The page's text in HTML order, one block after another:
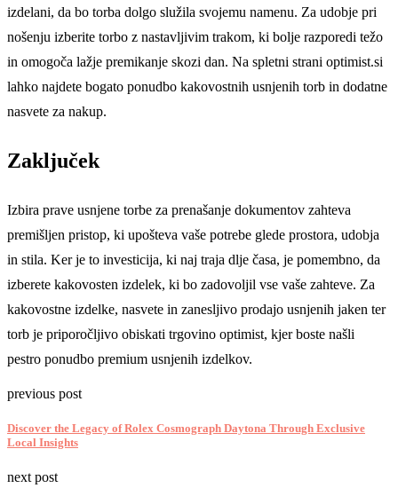
izdelani, da bo torba dolgo služila svojemu namenu. Za udobje pri
nošenju izberite torbo z nastavljivim trakom, ki bolje razporedi težo
in omogoča lažje premikanje skozi dan. Na spletni strani optimist.si
lahko najdete bogato ponudbo kakovostnih usnjenih torb in dodatne
nasvete za nakup.
Zaključek
Izbira prave usnjene torbe za prenašanje dokumentov zahteva
premišljen pristop, ki upošteva vaše potrebe glede prostora, udobja
in stila. Ker je to investicija, ki naj traja dlje časa, je pomembno, da
izberete kakovosten izdelek, ki bo zadovoljil vse vaše zahteve. Za
kakovostne izdelke, nasvete in zanesljivo prodajo usnjenih jaken ter
torb je priporočljivo obiskati trgovino optimist, kjer boste našli
pestro ponudbo premium usnjenih izdelkov.
previous post
Discover the Legacy of Rolex Cosmograph Daytona Through Exclusive
Local Insights
next post